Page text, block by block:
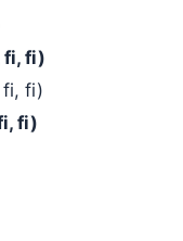
fi, fi)
fi, fi)
fi)